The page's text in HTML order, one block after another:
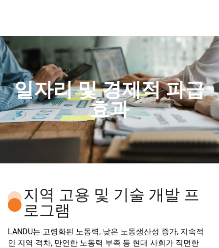
일자리 및 경제적 파급
효과
지역 고용 및 기술 개발 프
로그램
LANDU는 고령화된 노동력, 낮은 노동생산성 증가, 지속적
인 지역 격차, 만연한 노동력 부족 등 현대 사회가 직면한